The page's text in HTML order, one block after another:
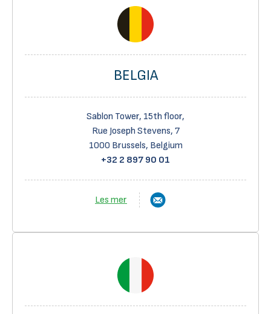
BELGIA
Sablon Tower, 15th floor,
Rue Joseph Stevens, 7
1000 Brussels, Belgium
+32 2 897 90 01
Les mer